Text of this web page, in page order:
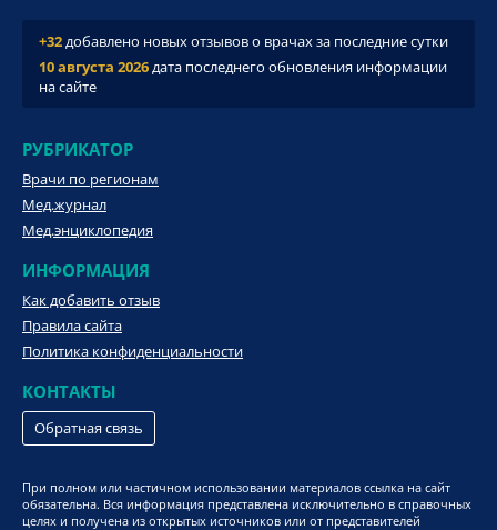
+32добавлено новых отзывов о врачах за последние сутки
10 августа 2026дата последнего обновления информации
на сайте
РУБРИКАТОР
Врачи по регионам
Мед.журнал
Мед.энциклопедия
ИНФОРМАЦИЯ
Как добавить отзыв
Правила сайта
Политика конфиденциальности
КОНТАКТЫ
Обратная связь
При полном или частичном использовании материалов ссылка на сайт
обязательна. Вся информация представлена исключительно в справочных
целях и получена из открытых источников или от представителей